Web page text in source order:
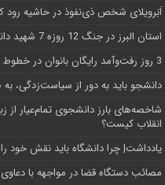
اَبَر‌ویلای شخص ذی‌نفوذ در حاشیه‌
استان البرز در جنگ 12 روزه 7 شهید دانشجو تقدیم انقلاب کرد
3 روز رفت‌وآمد رایگان بانوان در خطوط اتوبوسرانی شهری کرج
دانشجو باید به دور از سیاست‌زدگی،
شاخصه‌های بارز دانشجوی تمام‌عیار از
انقلاب کیست؟
یادداشت| چرا دانشگاه باید نقش خود را
مصائب دستگاه قضا در مواجهه با